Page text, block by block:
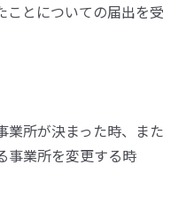
ことについての届出を受
業所が決まった時、また
事業所を変更する時